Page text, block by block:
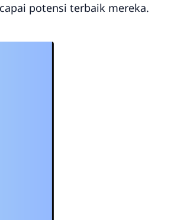
potensi terbaik mereka.